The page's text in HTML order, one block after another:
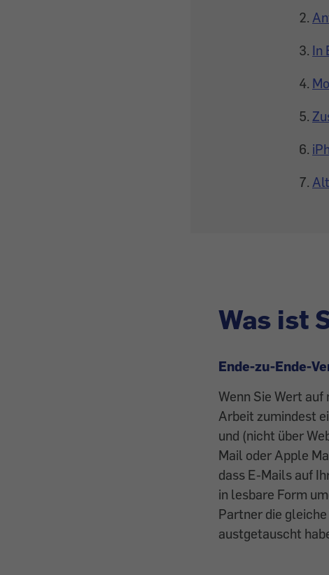
In
Was ist
Ende-zu-Ende-
Wenn Sie Wert
Arbeit zumindest
und (nicht über
Mail oder Apple
dass E-Mails auf
in lesbare Form
Partner die
austgetauscht